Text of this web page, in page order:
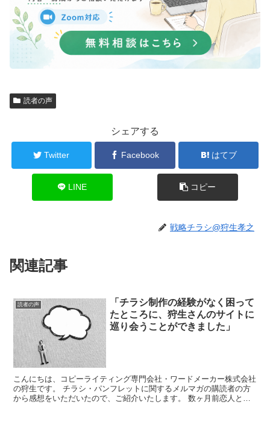
読者の声
シェアする
Twitter Facebook はてブ
LINE コピー
戦略チラシ@狩生孝之
関連記事
読者の声
「チラシ制作の経験がなく困って
たところに、狩生さんのサイトに
巡り会うことができました」
こんにちは、コピーライティング専門会社・ワードメーカー株式会社
の狩生です。 チラシ・パンフレットに関するメルマガの購読者の方
から感想をいただいたので、ご紹介いたします。 数ヶ月前恋人との